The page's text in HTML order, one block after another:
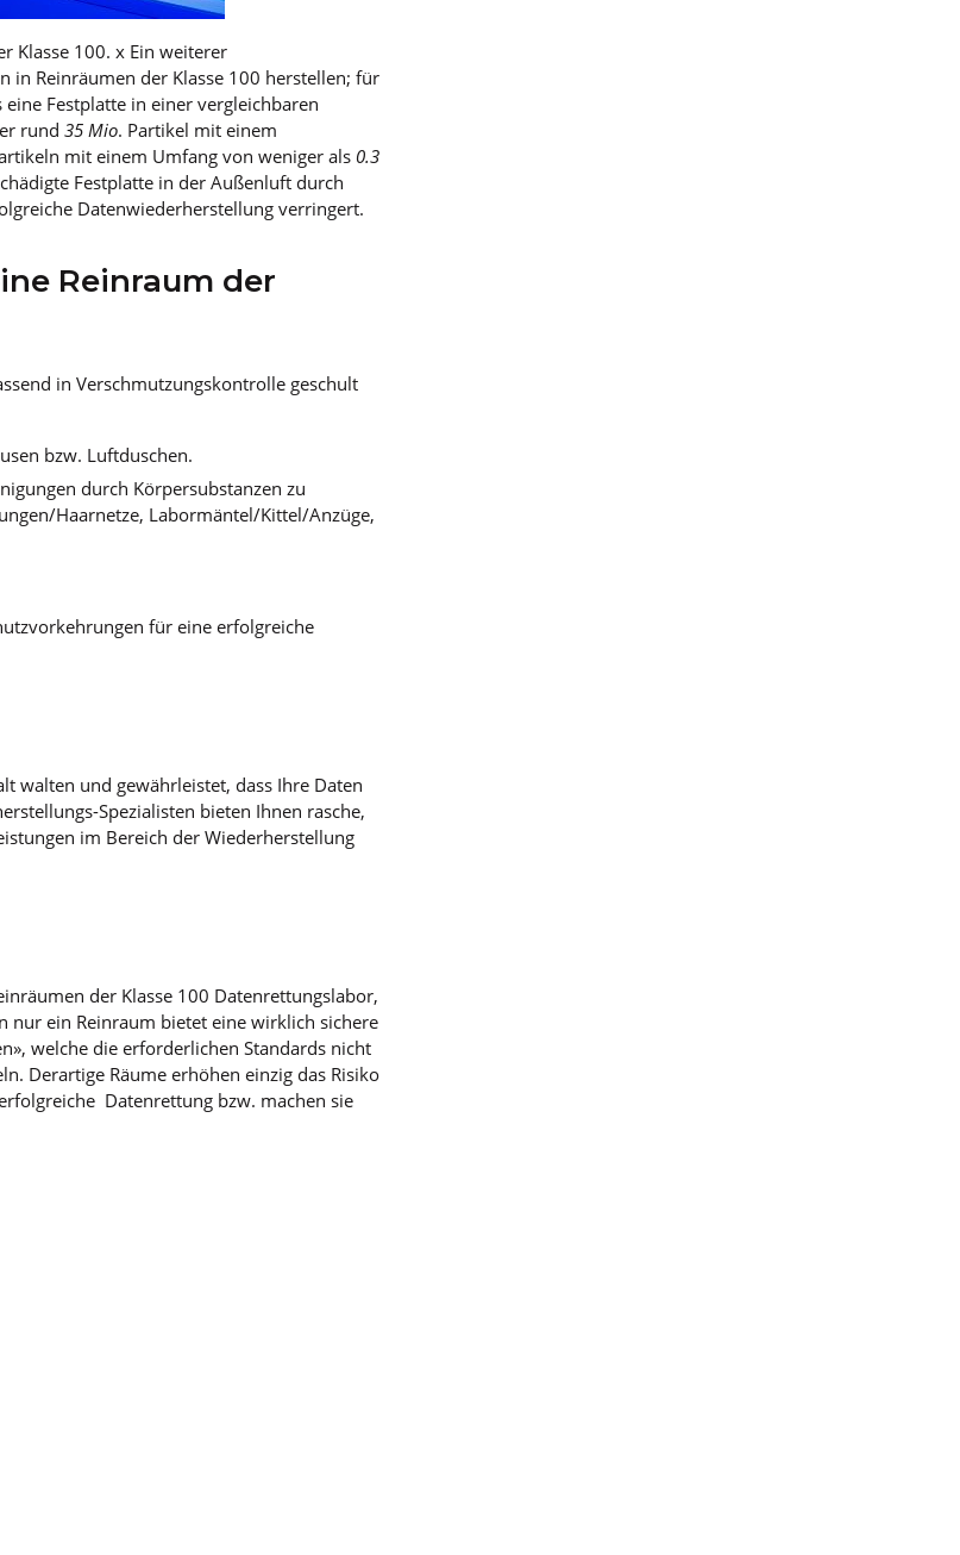
Klasse 100. x Ein weiterer
in Reinräumen der Klasse 100 herstellen; für
Festplatte in einer vergleichbaren
rund35 Mio. Partikel mit einem
mit einem Umfang von weniger als 0.3
Festplatte in der Außenluft durch
Datenwiederherstellung verringert.
Reinraum der
in Verschmutzungskontrolle geschult
bzw. Luftduschen.
durch Körpersubstanzen zu
Haarnetze, Labormäntel/Kittel/Anzüge,
für eine erfolgreiche
walten und gewährleistet, dass Ihre Daten
Spezialisten bieten Ihnen rasche,
im Bereich der Wiederherstellung
der Klasse 100 Datenrettungslabor,
nur ein Reinraum bietet eine wirklich sichere
welche die erforderlichen Standards nicht
Derartige Räume erhöhen einzig das Risiko
Datenrettung bzw. machen sie